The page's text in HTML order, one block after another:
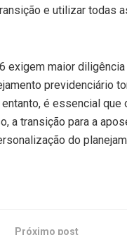
e utilizar todas
exigem maior
previdenciário
é essencial
a transição para a
do
Próximo post